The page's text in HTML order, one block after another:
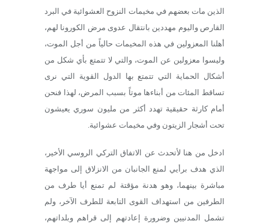
الذين مات بعضهم في مخيمات النزوح العشوائية في البرد
القارص واليوم مهددين بانتقال عدوى مرض الكورونا لهم،
أهلنا المعزولين في هذه المخيمات حالياً من أجل الموت،
وليسوا معزولين عن الموت، والتي لا تتمتع بأي شكل من
أشكال الحماية التي تتمتع بها الدول القوية التي نرى
تساقط المئات من أبناءها موتاً بسبب المرض، لهذا فنحن
أمام كارثة حقيقية تهدد أكثر من مليون سوري يعيشون
تحت أشجار الزيتون وفي مخيمات عشوائية.
ادخل من هنا لأتحدث عن الاتفاق التركي الروسي الأخير،
الذي هدف برأيي لمنع الجانبان من الانزلاق إلى مواجهة
مباشرة بينهما، وهو هدنة مؤقتة لم تمنع أيا طرف من
الطرفين من استهداف القوى التابعة للطرف الآخر، ولم
تشمل المدنيين وضرورة إعادتهم إلى قراهم وبلداتهم،